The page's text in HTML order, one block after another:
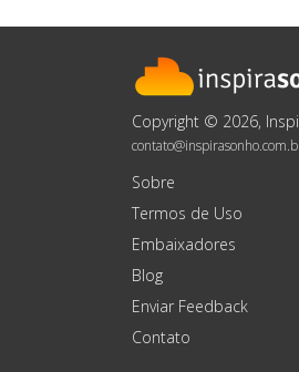
Copyright © 2026,
Sobre
Termos de Uso
Embaixadores
Blog
Enviar Feedback
Contato